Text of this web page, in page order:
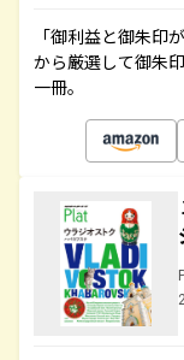
「御利益と御朱印
から厳選して御朱
一冊。